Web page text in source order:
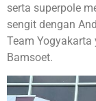
serta superpole
sengit dengan
Team
Bamsoet.